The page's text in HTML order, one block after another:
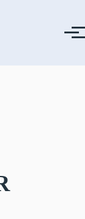
Menü